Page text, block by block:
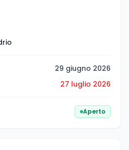
29 giugno 2026
27 luglio 2026
Aperto